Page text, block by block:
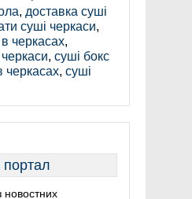
, доставка суші
суші черкаси,
черкасах,
, суші бокс
черкасах, суші
портал